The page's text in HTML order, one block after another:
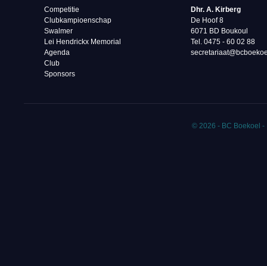
Competitie
Clubkampioenschap
Swalmer
Lei Hendrickx Memorial
Agenda
Club
Sponsors
Dhr. A. Kirberg
De Hoof 8
6071 BD Boukoul
Tel. 0475 - 60 02 88‬
© 2026 - BC Boekoel